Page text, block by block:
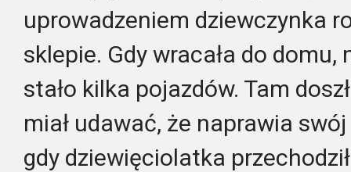
uprowadzeniem dziewczynka
sklepie. Gdy wracała do domu,
stało kilka pojazdów. Tam
miał udawać, że naprawia
gdy dziewięciolatka